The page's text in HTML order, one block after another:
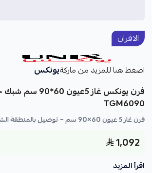
الافران
اضغط هنا للمزيد من ماركةيونكس
فرن يونكس غاز
TGM6090
فرن غاز 5 عيون 60×90 سم – توصيل بالمنطقة الشرقية
1,092
اقرأ المزيد